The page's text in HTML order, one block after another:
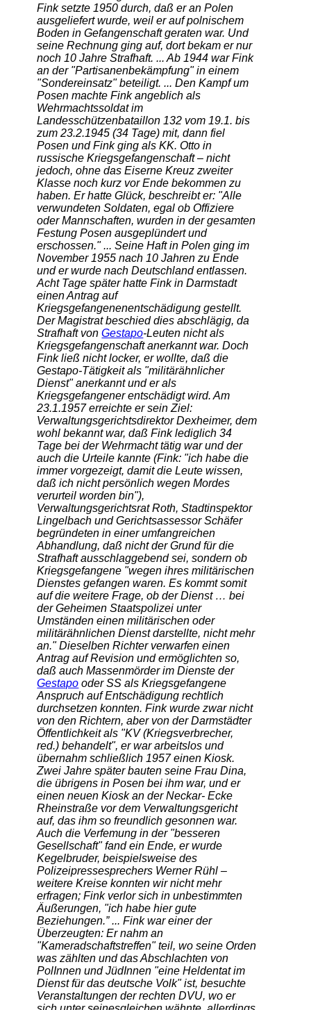
Fink setzte 1950 durch, daß er an Polen
ausgeliefert wurde, weil er auf polnischem
Boden in Gefangenschaft geraten war. Und
seine Rechnung ging auf, dort bekam er nur
noch 10 Jahre Strafhaft. ... Ab 1944 war Fink
an der "Partisanenbekämpfung" in einem
"Sondereinsatz" beteiligt. ... Den Kampf um
Posen machte Fink angeblich als
Wehrmachtssoldat im
Landesschützenbataillon 132 vom 19.1. bis
zum 23.2.1945 (34 Tage) mit, dann fiel
Posen und Fink ging als KK. Otto in
russische Kriegsgefangenschaft – nicht
jedoch, ohne das Eiserne Kreuz zweiter
Klasse noch kurz vor Ende bekommen zu
haben. Er hatte Glück, beschreibt er: "Alle
verwundeten Soldaten, egal ob Offiziere
oder Mannschaften, wurden in der gesamten
Festung Posen ausgeplündert und
erschossen." ... Seine Haft in Polen ging im
November 1955 nach 10 Jahren zu Ende
und er wurde nach Deutschland entlassen.
Acht Tage später hatte Fink in Darmstadt
einen Antrag auf
Kriegsgefangenenentschädigung gestellt.
Der Magistrat beschied dies abschlägig, da
Strafhaft vonGestapo-Leuten nicht als
Kriegsgefangenschaft anerkannt war. Doch
Fink ließ nicht locker, er wollte, daß die
Gestapo-Tätigkeit als "militärähnlicher
Dienst" anerkannt und er als
Kriegsgefangener entschädigt wird. Am
23.1.1957 erreichte er sein Ziel:
Verwaltungsgerichtsdirektor Dexheimer, dem
wohl bekannt war, daß Fink lediglich 34
Tage bei der Wehrmacht tätig war und der
auch die Urteile kannte (Fink: "ich habe die
immer vorgezeigt, damit die Leute wissen,
daß ich nicht persönlich wegen Mordes
verurteil worden bin"),
Verwaltungsgerichtsrat Roth, Stadtinspektor
Lingelbach und Gerichtsassessor Schäfer
begründeten in einer umfangreichen
Abhandlung, daß nicht der Grund für die
Strafhaft ausschlaggebend sei, sondern ob
Kriegsgefangene "wegen ihres militärischen
Dienstes gefangen waren. Es kommt somit
auf die weitere Frage, ob der Dienst … bei
der Geheimen Staatspolizei unter
Umständen einen militärischen oder
militärähnlichen Dienst darstellte, nicht mehr
an." Dieselben Richter verwarfen einen
Antrag auf Revision und ermöglichten so,
daß auch Massenmörder im Dienste der
Gestapo oder SS als Kriegsgefangene
Anspruch auf Entschädigung rechtlich
durchsetzen konnten. Fink wurde zwar nicht
von den Richtern, aber von der Darmstädter
Öffentlichkeit als "KV (Kriegsverbrecher,
red.) behandelt", er war arbeitslos und
übernahm schließlich 1957 einen Kiosk.
Zwei Jahre später bauten seine Frau Dina,
die übrigens in Posen bei ihm war, und er
einen neuen Kiosk an der Neckar- Ecke
Rheinstraße vor dem Verwaltungsgericht
auf, das ihm so freundlich gesonnen war.
Auch die Verfemung in der "besseren
Gesellschaft" fand ein Ende, er wurde
Kegelbruder, beispielsweise des
Polizeipressesprechers Werner Rühl –
weitere Kreise konnten wir nicht mehr
erfragen; Fink verlor sich in unbestimmten
Äußerungen, "ich habe hier gute
Beziehungen.” ... Fink war einer der
Überzeugten: Er nahm an
"Kameradschaftstreffen" teil, wo seine Orden
was zählten und das Abschlachten von
PolInnen und JüdInnen "eine Heldentat im
Dienst für das deutsche Volk" ist, besuchte
Veranstaltungen der rechten DVU, wo er